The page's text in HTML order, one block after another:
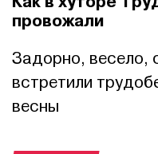
провожали
Задорно, весело,
встретили
весны